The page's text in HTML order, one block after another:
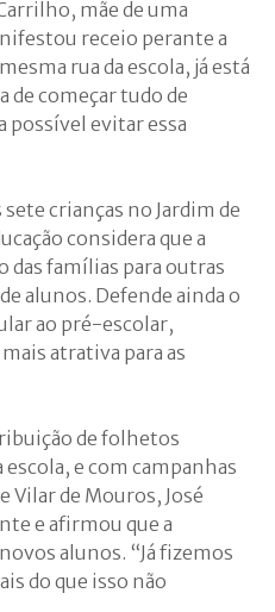
mãe de uma
receio perante a
rua da escola, já está
de começar tudo de
possível evitar essa
crianças no Jardim de
considera que a
das famílias para outras
alunos. Defende ainda o
ao pré-escolar,
atrativa para as
de folhetos
e com campanhas
Vilar de Mouros, José
e afirmou que a
alunos. “Já fizemos
do que isso não